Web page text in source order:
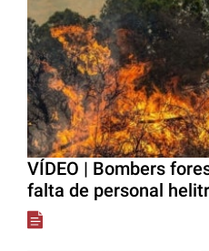
VÍDEO | Bombers
falta de personal